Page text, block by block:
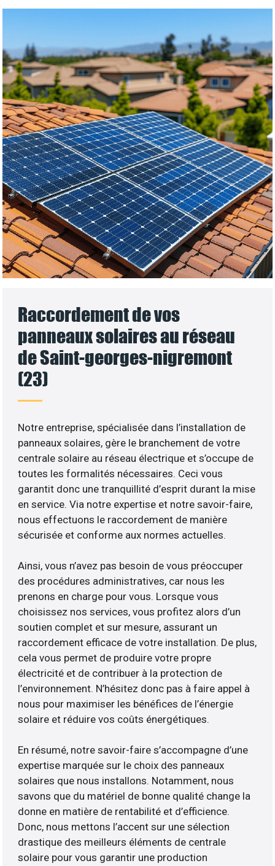
Raccordement de vos
panneaux solaires au réseau
de Saint-georges-nigremont
(23)
Notre entreprise, spécialisée dans l’installation de
panneaux solaires, gère le branchement de votre
centrale solaire au réseau électrique et s’occupe de
toutes les formalités nécessaires. Ceci vous
garantit donc une tranquillité d’esprit durant la mise
en service. Via notre expertise et notre savoir-faire,
nous effectuons le raccordement de manière
sécurisée et conforme aux normes actuelles.
Ainsi, vous n’avez pas besoin de vous préoccuper
des procédures administratives, car nous les
prenons en charge pour vous. Lorsque vous
choisissez nos services, vous profitez alors d’un
soutien complet et sur mesure, assurant un
raccordement efficace de votre installation. De plus,
cela vous permet de produire votre propre
électricité et de contribuer à la protection de
l’environnement. N’hésitez donc pas à faire appel à
nous pour maximiser les bénéfices de l’énergie
solaire et réduire vos coûts énergétiques.
En résumé, notre savoir-faire s’accompagne d’une
expertise marquée sur le choix des panneaux
solaires que nous installons. Notamment, nous
savons que du matériel de bonne qualité change la
donne en matière de rentabilité et d’efficience.
Donc, nous mettons l’accent sur une sélection
drastique des meilleurs éléments de centrale
solaire pour vous garantir une production